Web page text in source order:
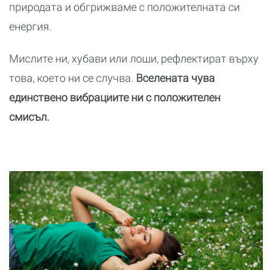
природата и обгрижваме с положителната си
енергия.
Мислите ни, хубави или лоши, рефлектират върху
това, което ни се случва. Вселената чува
единствено вибрациите ни с положителен
смисъл.